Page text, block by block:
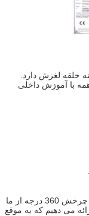
تجربه در زمینه حلقه لغزش دارد.
با آموزش داخلی
خوش آمدید با درخواست های خود برای هر سیستم چرخش 360 درجه از ما
می دهیم که به موقع